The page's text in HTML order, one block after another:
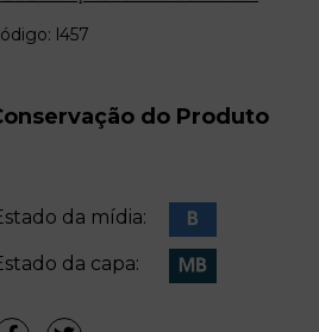
l457
do Produto
da mídia:
da capa: